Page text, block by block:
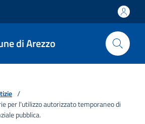
di Arezzo
/
per l'utilizzo autorizzato temporaneo di
pubblica.